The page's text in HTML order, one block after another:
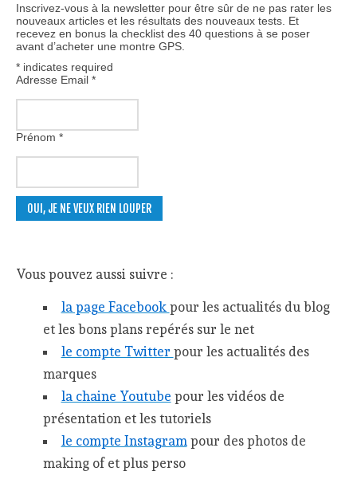
Inscrivez-vous à la newsletter pour être sûr de ne pas rater les
nouveaux articles et les résultats des nouveaux tests. Et
recevez en bonus la checklist des 40 questions à se poser
avant d’acheter une montre GPS.
* indicates required
Adresse Email*
Prénom*
Vous pouvez aussi suivre :
la page Facebook pour les actualités du blog
et les bons plans repérés sur le net
le compte Twitter pour les actualités des
marques
la chaine Youtube pour les vidéos de
présentation et les tutoriels
le compte Instagram pour des photos de
making of et plus perso